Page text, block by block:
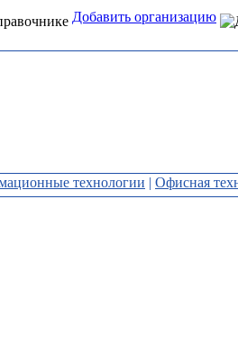
Добавить организацию
технологии | Офисная